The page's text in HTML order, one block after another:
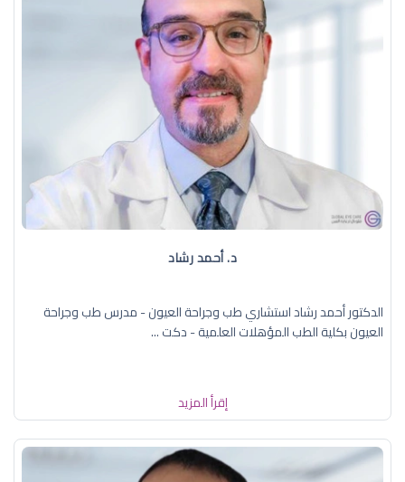
د. ‏أحمد رشاد
الدكتور أحمد رشاد استشاري طب وجراحة العيون - مدرس طب وجراحة
العيون بكلية الطب المؤهلات العلمية - دكت ...
إقرأ المزيد